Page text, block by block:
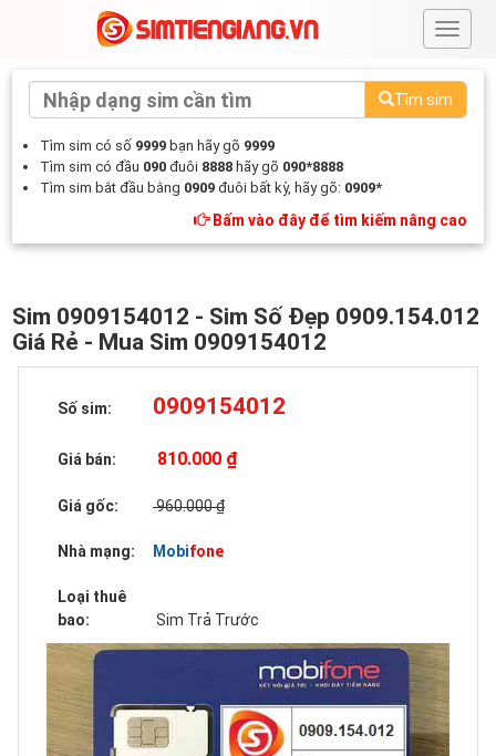
#
Tìm sim
Tìm sim có số 9999 bạn hãy gõ 9999
Tìm sim có đầu 090 đuôi 8888 hãy gõ 090*8888
Tìm sim bắt đầu bằng 0909 đuôi bất kỳ, hãy gõ: 0909*
Bấm vào đây để tìm kiếm nâng cao
Sim 0909154012 - Sim Số Đẹp 0909.154.012
Giá Rẻ - Mua Sim 0909154012
Số sim: 0909154012
Giá bán: 810.000 ₫
Giá gốc: 960.000 ₫
Nhà mạng: Mobifone
Loại thuê
bao:
Sim Trả Trước